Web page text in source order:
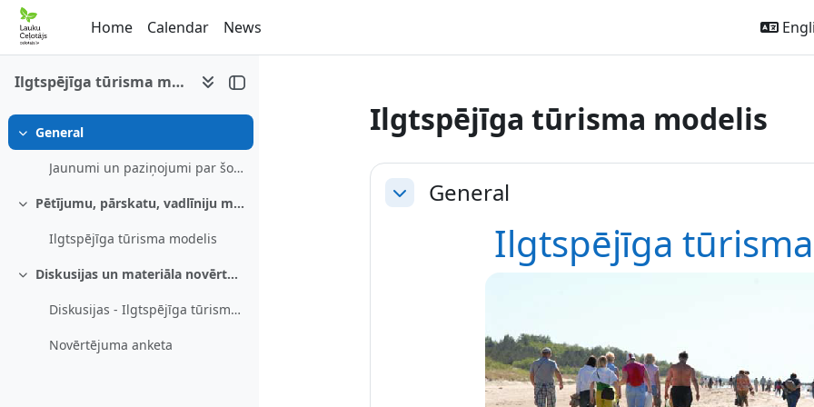
Skip to main content
Home
Calendar News
Ilgtspējīga tūrisma modelis
Collapse
General
Jaunumi un paziņojumi par šo e-mācību kursu
Collapse Pētījumu, pārskatu, vadlīniju materiāls
Ilgtspējīga tūrisma modelis
Collapse Diskusijas un materiāla novērtējums
Diskusijas - Ilgtspējīga tūrisma modelis
Novērtējuma anketa
Ilgtspējīga tūrisma modelis
Section outline
CollapseGeneral
Ilgtspējīga